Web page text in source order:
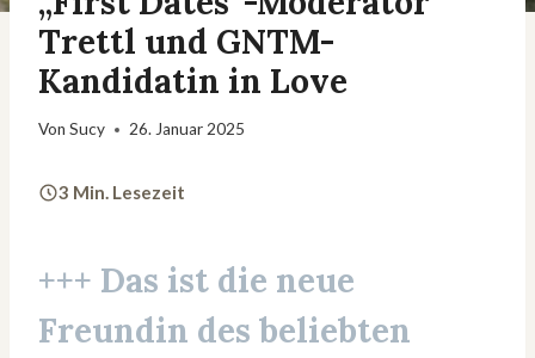
Trettl und GNTM-
Kandidatin in Love
Von Sucy 26. Januar 2025
3 Min. Lesezeit
+++ Das ist die neue
Freundin des beliebten